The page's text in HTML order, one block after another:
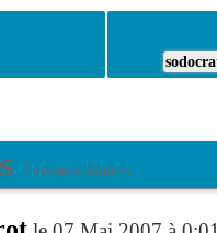
2 commentaires